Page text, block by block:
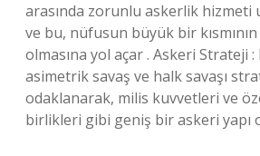
arasında zorunlu askerlik hizmeti
ve bu, nüfusun büyük bir
olmasına yol açar . Askeri Strateji :
asimetrik savaş ve halk savaşı
odaklanarak, milis kuvvetleri ve
birlikleri gibi geniş bir askeri yapı